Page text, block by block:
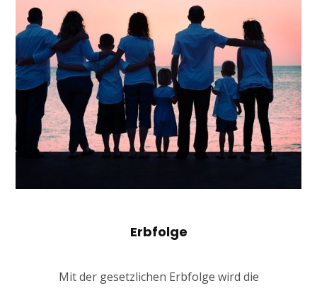
Erbfolge
Mit der gesetzlichen Erbfolge wird die